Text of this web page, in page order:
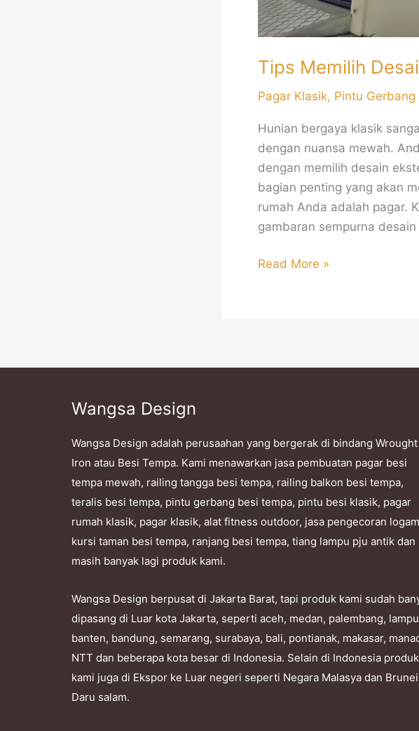
Tips Memilih
Pagar Klasik, Pintu Gerbang
Hunian bergaya klasik
dengan nuansa mewah.
dengan memilih desain
bagian penting yang akan
rumah Anda adalah pagar.
gambaran sempurna
Read More »
Wangsa Design
Wangsa Design adalah perusaahan yang bergerak di bindang Wrought
Iron atau Besi Tempa. Kami menawarkan jasa pembuatan pagar besi
tempa mewah, railing tangga besi tempa, railing balkon besi tempa,
teralis besi tempa, pintu gerbang besi tempa, pintu besi klasik, pagar
rumah klasik, pagar klasik, alat fitness outdoor, jasa pengecoran
kursi taman besi tempa, ranjang besi tempa, tiang lampu pju antik dan
masih banyak lagi produk kami.
Wangsa Design berpusat di Jakarta Barat, tapi produk kami sudah
dipasang di Luar kota Jakarta, seperti aceh, medan, palembang,
banten, bandung, semarang, surabaya, bali, pontianak, makasar,
NTT dan beberapa kota besar di Indonesia. Selain di Indonesia produk
kami juga di Ekspor ke Luar negeri seperti Negara Malasya dan Brunei
Daru salam.